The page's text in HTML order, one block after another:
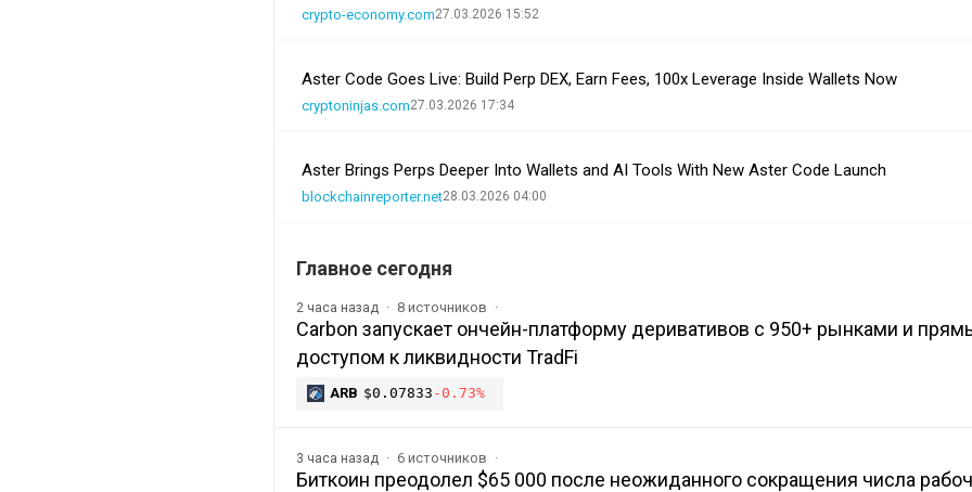
crypto-economy.com27.03.2026 15:52
Aster Code Goes Live: Build Perp DEX, Earn Fees, 100x Leverage Inside Wallets Now
cryptoninjas.com27.03.2026 17:34
Aster Brings Perps Deeper Into Wallets and AI Tools With New Aster Code Launch
blockchainreporter.net28.03.2026 04:00
Главное сегодня
2 часа назад 8 источников
Carbon запускает ончейн-платформу деривативов с 950+ рынками и
доступом к ликвидности TradFi
ARB $0.07833 -0.73%
3 часа назад 6 источников
Биткоин преодолел $65 000 после неожиданного сокращения числа